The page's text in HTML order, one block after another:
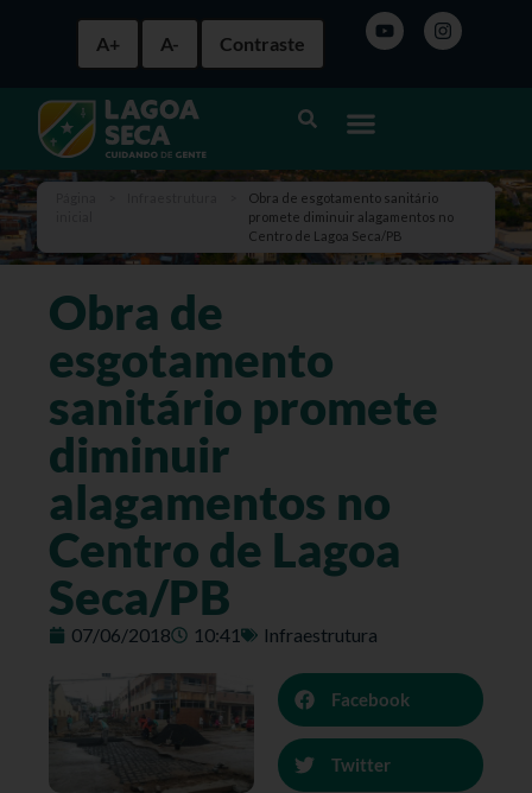
A+ A- Contraste
Obra de esgotamento sanitário
promete diminuir alagamentos no
Centro de Lagoa Seca/PB
Obra de
esgotamento
sanitário promete
diminuir
alagamentos no
Centro de Lagoa
Seca/PB
07/06/2018 10:41 Infraestrutura
Facebook
Twitter